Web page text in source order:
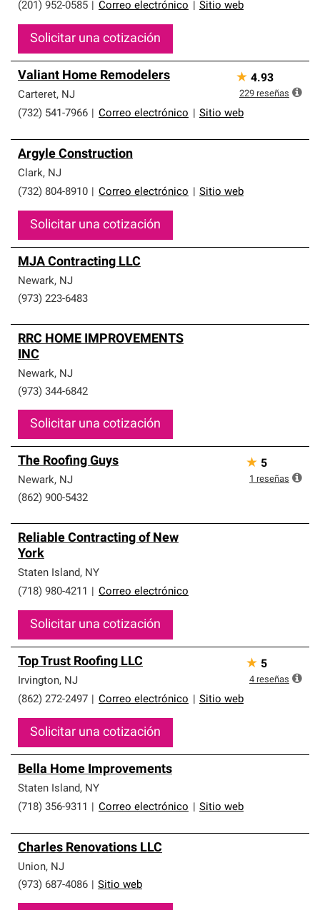
(201) 952-0585
Correo electrónico Sitio web
Solicitar una cotización
Valiant Home Remodelers
Carteret, NJ
(732) 541-7966
Correo electrónico Sitio web
★ 4.93
229 reseñas
Argyle Construction
Clark, NJ
(732) 804-8910
Correo electrónico Sitio web
Solicitar una cotización
MJA Contracting LLC
Newark, NJ
(973) 223-6483
RRC HOME IMPROVEMENTS
INC
Newark, NJ
(973) 344-6842
Solicitar una cotización
The Roofing Guys
Newark, NJ
(862) 900-5432
★ 5
1 reseñas
Reliable Contracting of New
York
Staten Island, NY
(718) 980-4211
Correo electrónico
Solicitar una cotización
Top Trust Roofing LLC
Irvington, NJ
(862) 272-2497
Correo electrónico Sitio web
Solicitar una cotización
★ 5
4 reseñas
Bella Home Improvements
Staten Island, NY
(718) 356-9311
Correo electrónico Sitio web
Charles Renovations LLC
Union, NJ
(973) 687-4086
Sitio web